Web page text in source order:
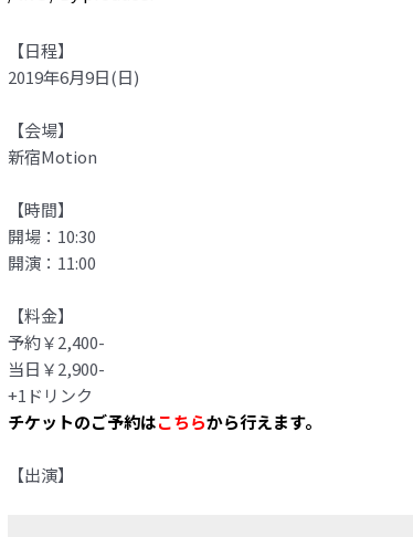
【日程】
2019年6月9日(日)
【会場】
新宿Motion
【時間】
開場：10:30
開演：11:00
【料金】
予約￥2,400-
当日￥2,900-
+1ドリンク
チケットのご予約はこちらから行えます。
【出演】